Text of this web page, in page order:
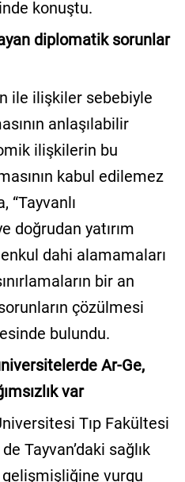
konuştu.
diplomatik sorunlar
ile ilişkiler sebebiyle
anlaşılabilir
ilişkilerin bu
kabul edilemez
“Tayvanlı
doğrudan yatırım
dahi alamamaları
bir an
çözülmesi
bulundu.
Ar-Ge,
var
Tıp Fakültesi
Tayvan’daki sağlık
gelişmişliğine vurgu